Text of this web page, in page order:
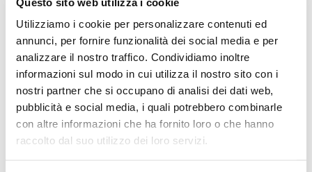
Utilizziamo i cookie per personalizzare contenuti ed
annunci, per fornire funzionalità dei social media e per
analizzare il nostro traffico. Condividiamo inoltre
informazioni sul modo in cui utilizza il nostro sito con i
nostri partner che si occupano di analisi dei dati web,
pubblicità e social media, i quali potrebbero combinarle
con altre informazioni che ha fornito loro o che hanno
raccolto dal suo utilizzo dei loro servizi.
Pezzi 20 - € 8,78
Pezzi 50 -7% € 8,13
Pezzi 100 -16% € 7,39
Pezzi 300 -25% € 6,56
*Prezzi prodotto per quantità merce neutra e prezzi IVA